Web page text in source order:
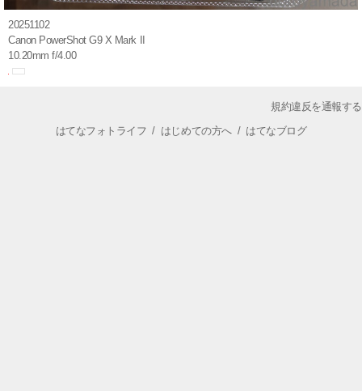
20251102
Canon PowerShot G9 X Mark II
10.20mm f/4.00
規約違反を通報する
はてなフォトライフ / はじめての方へ/ はてなブログ